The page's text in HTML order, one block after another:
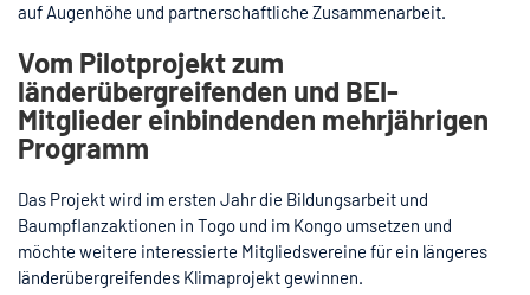
auf Augenhöhe und partnerschaftliche Zusammenarbeit.
Vom Pilotprojekt zum
länderübergreifenden und BEI-
Mitglieder einbindenden mehrjährigen
Programm
Das Projekt wird im ersten Jahr die Bildungsarbeit und
Baumpflanzaktionen in Togo und im Kongo umsetzen und
möchte weitere interessierte Mitgliedsvereine für ein längeres
länderübergreifendes Klimaprojekt gewinnen.